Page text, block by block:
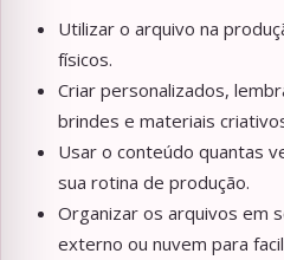
Utilizar o arquivo na
físicos.
Criar personalizados,
brindes e materiais
Usar o conteúdo quantas
sua rotina de produção.
Organizar os arquivos em
externo ou nuvem para